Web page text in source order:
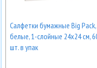
Салфетки бумажные Big Pack,
белые, 1-слойные 24x24 см,
шт. в упак